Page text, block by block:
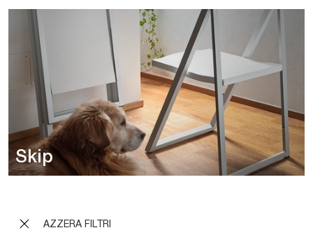
AZZERA FILTRI
Skip